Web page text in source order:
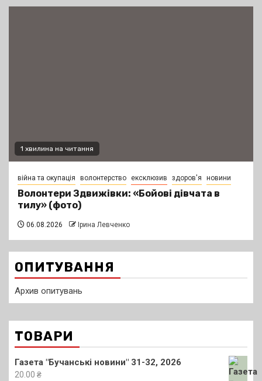
1 хвилина на читання
війна та окупація волонтерство ексклюзив здоров'я новини
Волонтери Здвижівки: «Бойові дівчата в
тилу» (фото)
06.08.2026 Ірина Левченко
ОПИТУВАННЯ
Архив опитувань
ТОВАРИ
Газета "Бучанські новини" 31-32, 2026
20.00 ₴